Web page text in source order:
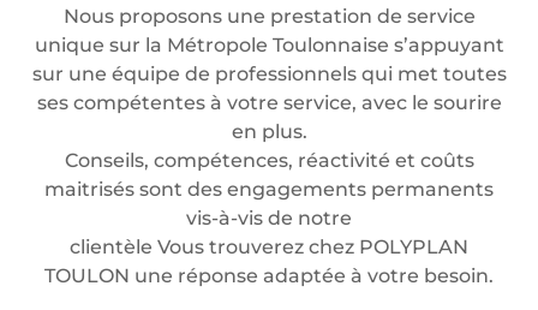
Nous proposons une prestation de service
unique sur la Métropole Toulonnaise s’appuyant
sur une équipe de professionnels qui met toutes
ses compétentes à votre service, avec le sourire
en plus.
Conseils, compétences, réactivité et coûts
maitrisés sont des engagements permanents
vis-à-vis de notre
clientèle Vous trouverez chez POLYPLAN
TOULON une réponse adaptée à votre besoin.